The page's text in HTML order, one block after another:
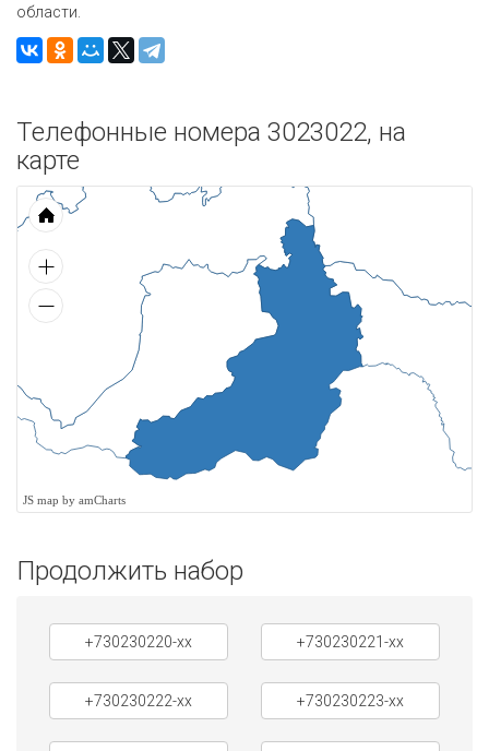
области.
Телефонные номера 3023022, на
карте
JS map by amCharts
Продолжить набор
+730230220-xx +730230221-xx
+730230222-xx +730230223-xx